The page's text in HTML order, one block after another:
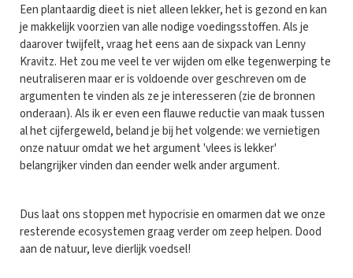
Een plantaardig dieet is niet alleen lekker, het is gezond en kan
je makkelijk voorzien van alle nodige voedingsstoffen. Als je
daarover twijfelt, vraag het eens aan de sixpack van Lenny
Kravitz. Het zou me veel te ver wijden om elke tegenwerping te
neutraliseren maar er is voldoende over geschreven om de
argumenten te vinden als ze je interesseren (zie de bronnen
onderaan). Als ik er even een flauwe reductie van maak tussen
al het cijfergeweld, beland je bij het volgende: we vernietigen
onze natuur omdat we het argument 'vlees is lekker'
belangrijker vinden dan eender welk ander argument.
Dus laat ons stoppen met hypocrisie en omarmen dat we onze
resterende ecosystemen graag verder om zeep helpen. Dood
aan de natuur, leve dierlijk voedsel!